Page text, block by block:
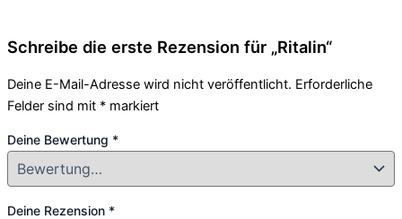
Schreibe die erste Rezension für „Ritalin“
Deine E-Mail-Adresse wird nicht veröffentlicht. Erforderliche
Felder sind mit * markiert
Deine Bewertung *
Deine Rezension *